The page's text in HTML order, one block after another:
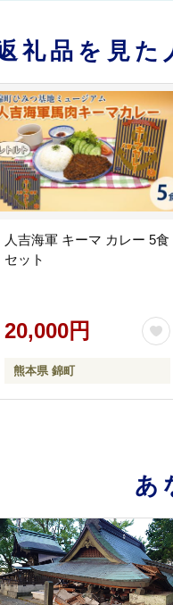
礼品を見
人吉海軍 キーマ カレー 5食
セット
20,000円
熊本県 錦町
あ